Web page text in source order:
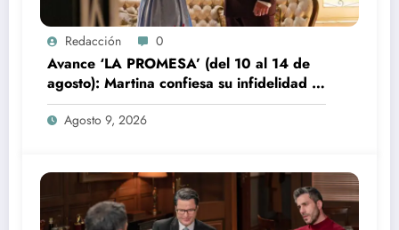
Redacción 0
Avance ‘LA PROMESA’ (del 10 al 14 de
agosto): Martina confiesa su infidelidad a
Jacobo
Agosto 9, 2026